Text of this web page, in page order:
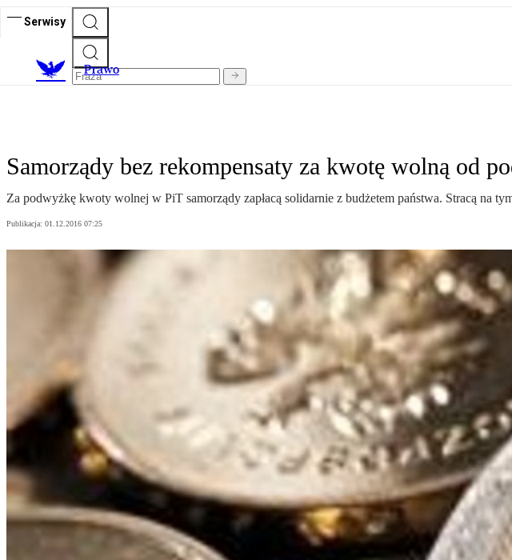
Serwisy
Prawo
Samorządy bez rekompensaty za kwotę wolną od
Za podwyżkę kwoty wolnej w PiT samorządy zapłacą solidarnie z budżetem państwa. Stracą na
Publikacja: 01.12.2016 07:25